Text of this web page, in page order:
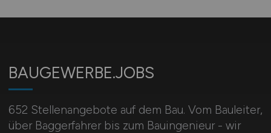
BAUGEWERBE.JOBS
652 Stellenangebote auf dem Bau. Vom Bauleiter,
über Baggerfahrer bis zum Bauingenieur - wir